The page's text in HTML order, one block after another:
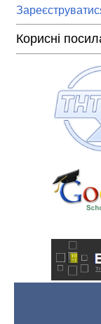
Корисні